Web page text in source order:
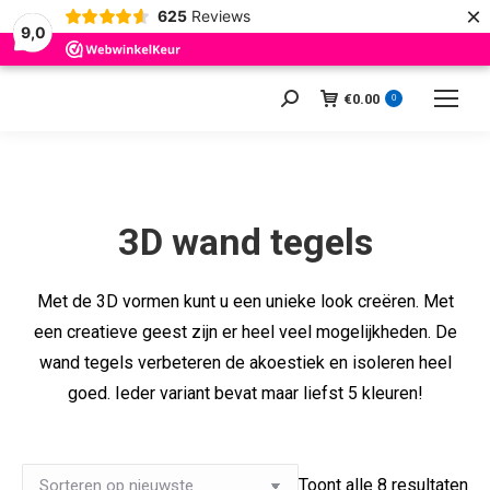
9,0
625 Reviews ×
Zoeken: €0.00 0
3D wand tegels
Met de 3D vormen kunt u een unieke look creëren. Met
een creatieve geest zijn er heel veel mogelijkheden. De
wand tegels verbeteren de akoestiek en isoleren heel
goed. Ieder variant bevat maar liefst 5 kleuren!
Toont alle 8 resultaten